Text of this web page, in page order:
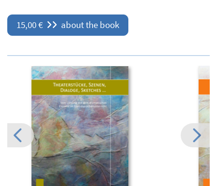
15,00 € about the book